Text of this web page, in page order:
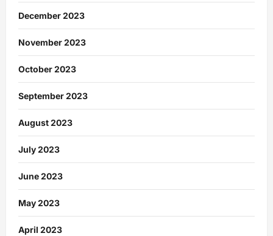
December 2023
November 2023
October 2023
September 2023
August 2023
July 2023
June 2023
May 2023
April 2023